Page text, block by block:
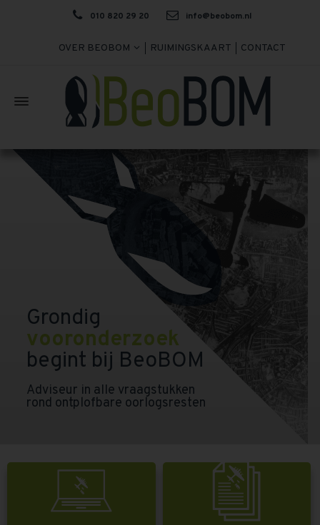
010 820 29 20 info@beobom.nl
OVER BEOBOM RUIMINGSKAART CONTACT
Grondig
vooronderzoek
begint bij BeoBOM
Adviseur in alle vraagstukken
rond ontplofbare oorlogsresten